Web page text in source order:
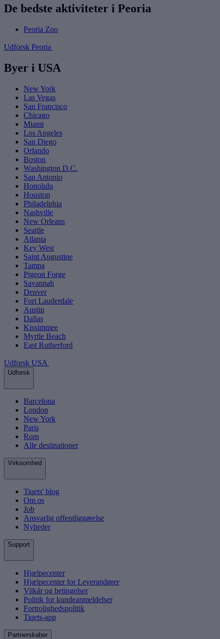
De bedste aktiviteter i Peoria
Peoria Zoo
Udforsk Peoria
Byer i USA
New York
Las Vegas
San Francisco
Chicago
Miami
Los Angeles
San Diego
Orlando
Boston
Washington D.C.
San Antonio
Honolulu
Houston
Philadelphia
Nashville
New Orleans
Seattle
Atlanta
Key West
Saint Augustine
Tampa
Pigeon Forge
Savannah
Denver
Fort Lauderdale
Austin
Dallas
Kissimmee
Myrtle Beach
East Rutherford
Udforsk USA
Udforsk
Barcelona
London
New York
Paris
Rom
Alle destinationer
Virksomhed
Tiqets' blog
Om os
Job
Ansvarlig offentliggørelse
Nyheder
Support
Hjælpecenter
Hjælpecenter for Leverandører
Vilkår og betingelser
Politik for kundeanmeldelser
Fortrolighedspolitik
Tiqets-app
Partnerskaber